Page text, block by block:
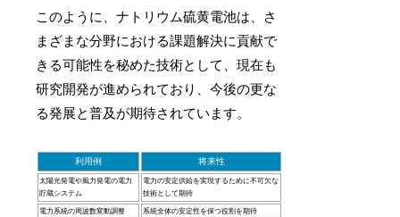
このように、ナトリウム硫黄電池は、さ
まざまな分野における課題解決に貢献で
きる可能性を秘めた技術として、現在も
研究開発が進められており、今後の更な
る発展と普及が期待されています。
利用例 将来性
太陽光発電や風力発電の電力
貯蔵システム
電力の安定供給を実現するために不可欠な
技術として期待
電力系統の周波数変動調整 系統全体の安定性を保つ役割を期待